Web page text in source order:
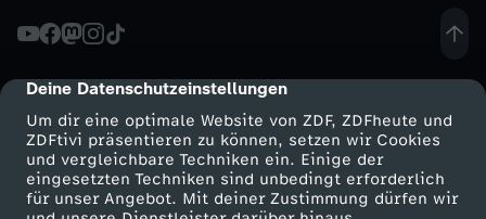
cmp-dialog-description
Deine Datenschutzeinstellungen
Um dir eine optimale Website von ZDF, ZDFheute und
ZDFtivi präsentieren zu können, setzen wir Cookies
und vergleichbare Techniken ein. Einige der
eingesetzten Techniken sind unbedingt erforderlich
für unser Angebot. Mit deiner Zustimmung dürfen wir
k
e
n
o
Mehr ZDF Service